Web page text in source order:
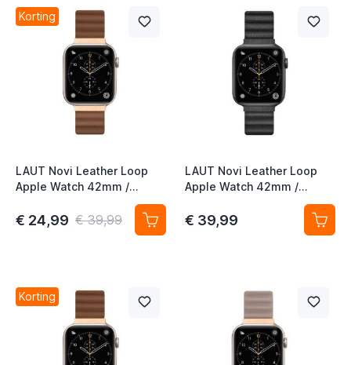
Korting
LAUT Novi Leather Loop
Apple Watch 42mm /
44mm / 45mm / 49mm
sepia brown
€ 24,99 € 39,99
LAUT Novi Leather Loop
Apple Watch 42mm /
44mm / 45mm / 49mm
midnight
€ 39,99
Korting